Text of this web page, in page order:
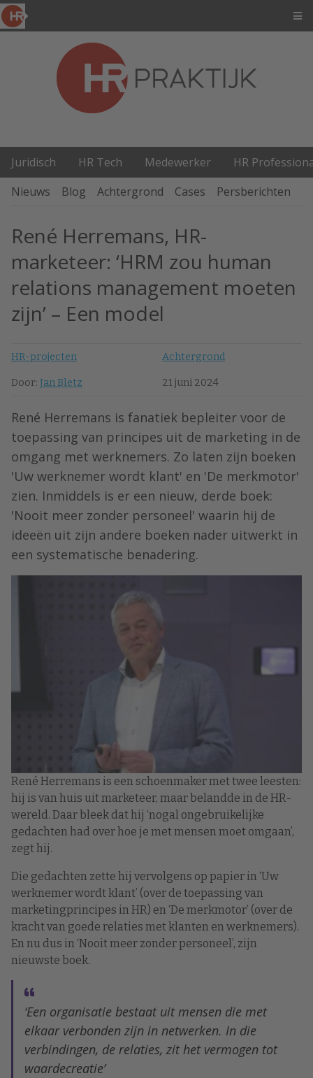
Juridisch HR Tech Medewerker
HR
Nieuws
Blog Achtergrond Cases Persberichten
René Herremans, HR-
marketeer: ‘HRM zou human
relations management moeten
zijn’ – Een model
HR-projecten Achtergrond
Door: Jan Bletz 21 juni 2024
René Herremans is fanatiek bepleiter voor de
toepassing van principes uit de marketing in de
omgang met werknemers. Zo laten zijn boeken
'Uw werknemer wordt klant' en 'De merkmotor'
zien. Inmiddels is er een nieuw, derde boek:
'Nooit meer zonder personeel' waarin hij de
ideeën uit zijn andere boeken nader uitwerkt in
een systematische benadering.
René Herremans is een schoenmaker met twee leesten:
hij is van huis uit marketeer, maar belandde in de HR-
wereld. Daar bleek dat hij ‘nogal ongebruikelijke
gedachten had over hoe je met mensen moet omgaan’,
zegt hij.
Die gedachten zette hij vervolgens op papier in ‘Uw
werknemer wordt klant’ (over de toepassing van
marketingprincipes in HR) en ‘De merkmotor’ (over de
kracht van goede relaties met klanten en werknemers).
En nu dus in ‘Nooit meer zonder personeel’, zijn
nieuwste boek.
‘Een organisatie bestaat uit mensen die met
elkaar verbonden zijn in netwerken. In die
verbindingen, de relaties, zit het vermogen tot
waardecreatie’